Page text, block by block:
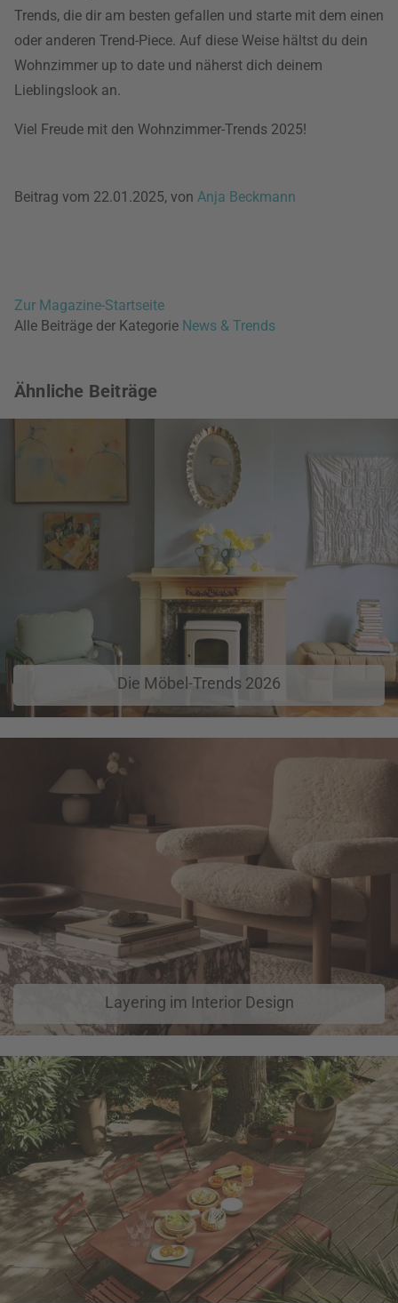
Trends, die dir am besten gefallen und starte mit dem einen
oder anderen Trend-Piece. Auf diese Weise hältst du dein
Wohnzimmer up to date und näherst dich deinem
Lieblingslook an.
Viel Freude mit den Wohnzimmer-Trends 2025!
Beitrag vom 22.01.2025, von Anja Beckmann
Zur Magazine-Startseite
Alle Beiträge der Kategorie News & Trends
Ähnliche Beiträge
Die Möbel-Trends 2026
Layering im Interior Design